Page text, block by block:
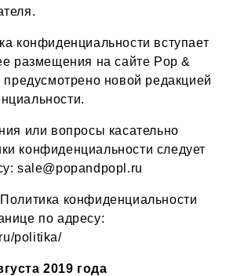
конфиденциальности вступает
размещения на сайте Pop &
новой редакцией
или вопросы касательно
конфиденциальности следует
sale@popandpopl.ru
конфиденциальности
по адресу:
politika/
2019 года